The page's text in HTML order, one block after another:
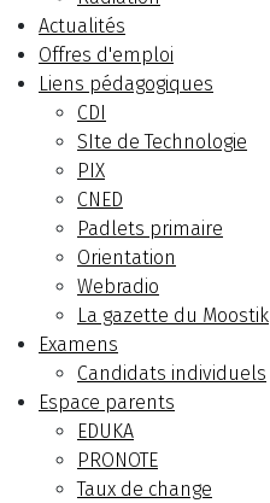
Actualités
Offres d'emploi
Liens pédagogiques
CDI
SIte de Technologie
PIX
CNED
Padlets primaire
Orientation
Webradio
La gazette du Moostik
Examens
Candidats individuels
Espace parents
EDUKA
PRONOTE
Taux de change